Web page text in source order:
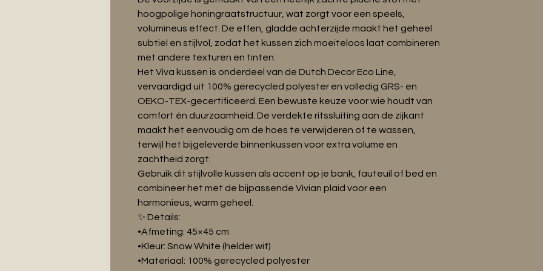
hoogpolige honingraatstructuur, wat zorgt voor een speels,
volumineus effect. De effen, gladde achterzijde maakt het geheel
subtiel en stijlvol, zodat het kussen zich moeiteloos laat combineren
met andere texturen en tinten.
Het Viva kussen is onderdeel van de Dutch Decor Eco Line,
vervaardigd uit 100% gerecycled polyester en volledig GRS- en
OEKO-TEX-gecertificeerd. Een bewuste keuze voor wie houdt van
comfort én duurzaamheid. De verdekte ritssluiting aan de zijkant
maakt het eenvoudig om de hoes te verwijderen of te wassen,
terwijl het bijgeleverde binnenkussen voor extra volume en
zachtheid zorgt.
Gebruik dit stijlvolle kussen als accent op je bank, fauteuil of bed en
combineer het met de bijpassende Vivian plaid voor een
harmonieus, warm geheel.
✨ Details:
•Afmeting: 45×45 cm
•Kleur: Snow White (helder wit)
•Materiaal: 100% gerecycled polyester